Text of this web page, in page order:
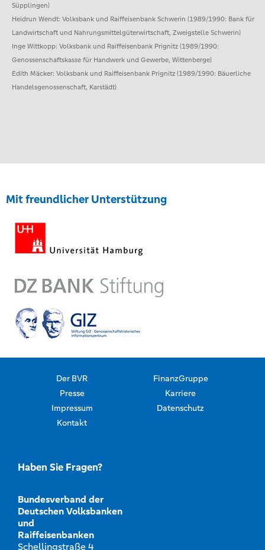
Süpplingen)
Heidrun Wendt: Volksbank und Raiffeisenbank Schwerin (1989/1990: Bank für
Landwirtschaft und Nahrungsmittelgüterwirtschaft, Zweigstelle Schwerin)
Inge Wittkopp: Volksbank und Raiffeisenbank Prignitz (1989/1990:
Genossenschaftskasse für Handwerk und Gewerbe, Wittenberge)
Edith Mäcker: Volksbank und Raiffeisenbank Prignitz (1989/1990: Bäuerliche
Handelsgenossenschaft, Karstädt)
Mit freundlicher Unterstützung
Der BVR
FinanzGruppe
Presse
Karriere
Impressum
Datenschutz
Kontakt
Haben Sie Fragen?
Bundesverband der
Deutschen Volksbanken
und
Raiffeisenbanken
Schellingstraße 4